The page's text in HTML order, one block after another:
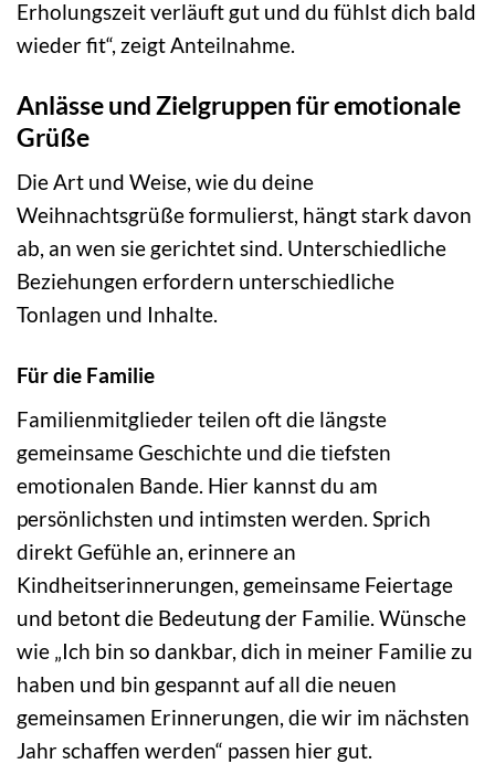
Erholungszeit verläuft gut und du fühlst dich bald
wieder fit“, zeigt Anteilnahme.
Anlässe und Zielgruppen für emotionale
Grüße
Die Art und Weise, wie du deine
Weihnachtsgrüße formulierst, hängt stark davon
ab, an wen sie gerichtet sind. Unterschiedliche
Beziehungen erfordern unterschiedliche
Tonlagen und Inhalte.
Für die Familie
Familienmitglieder teilen oft die längste
gemeinsame Geschichte und die tiefsten
emotionalen Bande. Hier kannst du am
persönlichsten und intimsten werden. Sprich
direkt Gefühle an, erinnere an
Kindheitserinnerungen, gemeinsame Feiertage
und betont die Bedeutung der Familie. Wünsche
wie „Ich bin so dankbar, dich in meiner Familie zu
haben und bin gespannt auf all die neuen
gemeinsamen Erinnerungen, die wir im nächsten
Jahr schaffen werden“ passen hier gut.